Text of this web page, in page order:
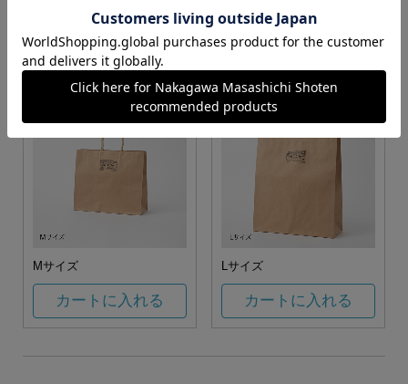
カートに入れる カートに入れる
Mサイズ
カートに入れる
Lサイズ
カートに入れる